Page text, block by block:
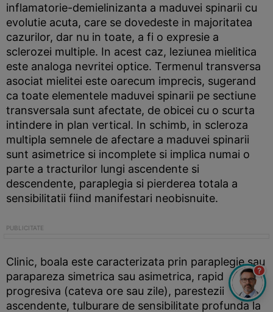
inflamatorie-demielinizanta a maduvei spinarii cu
evolutie acuta, care se dovedeste in majoritatea
cazurilor, dar nu in toate, a fi o expresie a
sclerozei multiple. In acest caz, leziunea mielitica
este analoga nevritei optice. Termenul transversa
asociat mielitei este oarecum imprecis, sugerand
ca toate elementele maduvei spinarii pe sectiune
transversala sunt afectate, de obicei cu o scurta
intindere in plan vertical. In schimb, in scleroza
multipla semnele de afectare a maduvei spinarii
sunt asimetrice si incomplete si implica numai o
parte a tracturilor lungi ascendente si
descendente, paraplegia si pierderea totala a
sensibilitatii fiind manifestari neobisnuite.
Clinic, boala este caracterizata prin paraplegie sau
parapareza simetrica sau asimetrica, rapid
progresiva (cateva ore sau zile), parestezii
ascendente, tulburare de sensibilitate profunda la
?